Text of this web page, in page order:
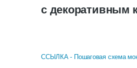
с декоративным
ССЫЛКА - Пошаговая схема